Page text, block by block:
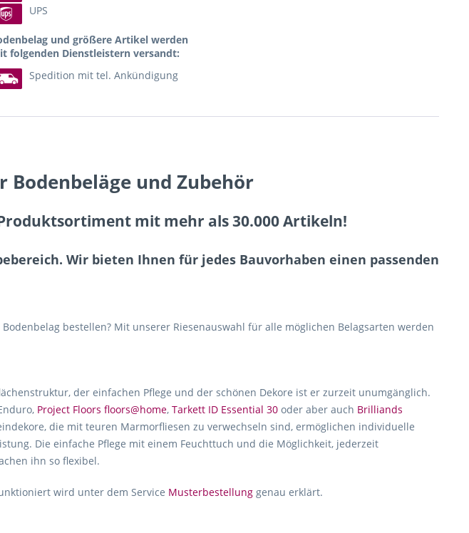
UPS
und größere Artikel werden
folgenden Dienstleistern versandt:
Spedition mit tel. Ankündigung
und Zubehör
mit mehr als 30.000 Artikeln!
Wir bieten Ihnen für jedes Bauvorhaben einen passenden
bestellen? Mit unserer Riesenauswahl für alle möglichen Belagsarten werden
der einfachen Pflege und der schönen Dekore ist er zurzeit unumgänglich.
Project Floors floors@home, Tarkett ID Essential 30 oder aber auch Brilliands
die mit teuren Marmorfliesen zu verwechseln sind, ermöglichen individuelle
Die einfache Pflege mit einem Feuchttuch und die Möglichkeit, jederzeit
ihn so flexibel.
wird unter dem Service Musterbestellung genau erklärt.